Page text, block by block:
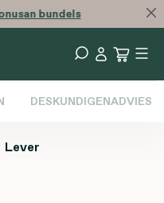
bundels
DESKUNDIGENADVIES
Lever